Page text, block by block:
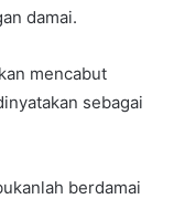
damai.
mencabut
sebagai
berdamai